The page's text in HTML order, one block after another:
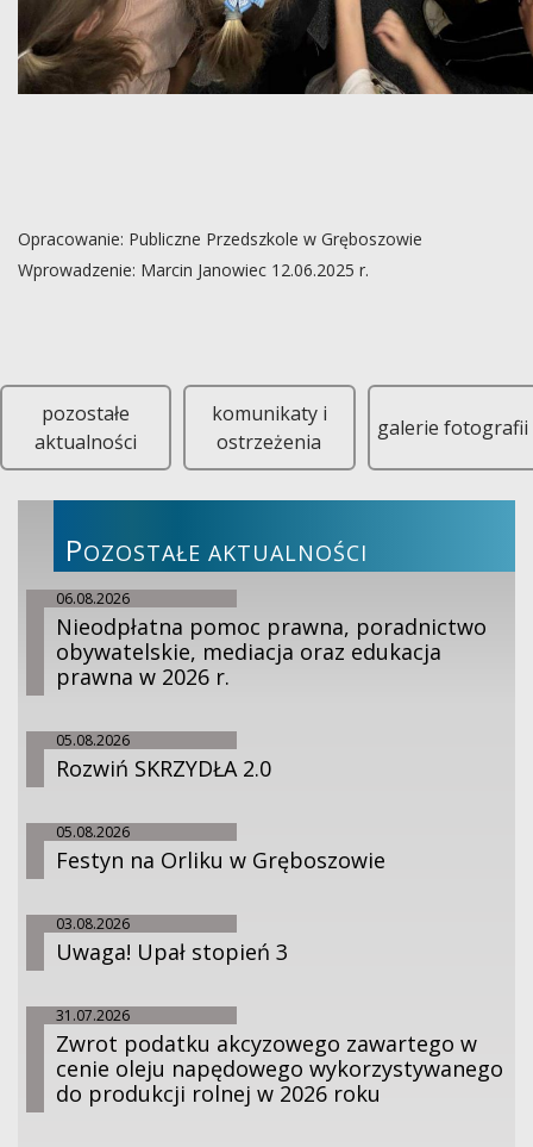
Opracowanie: Publiczne Przedszkole w Gręboszowie
Wprowadzenie: Marcin Janowiec 12.06.2025 r.
pozostałe
aktualności
komunikaty i
ostrzeżenia
galerie fotografii
POZOSTAŁE AKTUALNOŚCI
06.08.2026
Nieodpłatna pomoc prawna, poradnictwo
obywatelskie, mediacja oraz edukacja
prawna w 2026 r.
05.08.2026
Rozwiń SKRZYDŁA 2.0
05.08.2026
Festyn na Orliku w Gręboszowie
03.08.2026
Uwaga! Upał stopień 3
31.07.2026
Zwrot podatku akcyzowego zawartego w
cenie oleju napędowego wykorzystywanego
do produkcji rolnej w 2026 roku